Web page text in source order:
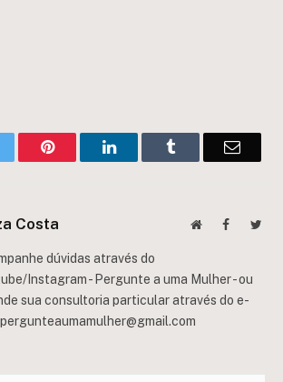
Pinterest LinkedInTumblr Email
Costa WebsiteFacebook
dúvidas através do
Instagram - Pergunte a uma Mulher - ou
sua consultoria particular através do e-
pergunteaumamulher@gmail.com